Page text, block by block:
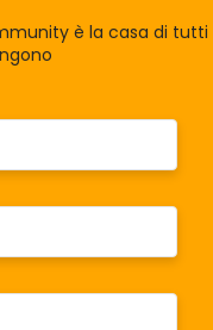
è la casa di tutti